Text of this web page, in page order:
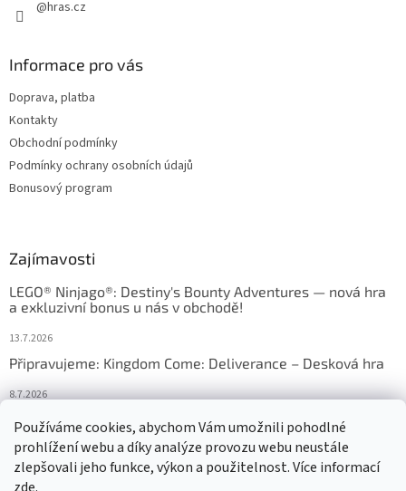
Používáme cookies, abychom Vám umožnili pohodlné
prohlížení webu a díky analýze provozu webu neustále
zlepšovali jeho funkce, výkon a použitelnost. Více informací
@hras.cz
Informace pro vás
Doprava, platba
Kontakty
Obchodní podmínky
Podmínky ochrany osobních údajů
Bonusový program
Zajímavosti
LEGO® Ninjago®: Destiny's Bounty Adventures — nová hra
a exkluzivní bonus u nás v obchodě!
13.7.2026
Připravujeme: Kingdom Come: Deliverance – Desková hra
8.7.2026
Nejlepší deskové hry: výběr, který frčí v celém Česku
18.6.2026